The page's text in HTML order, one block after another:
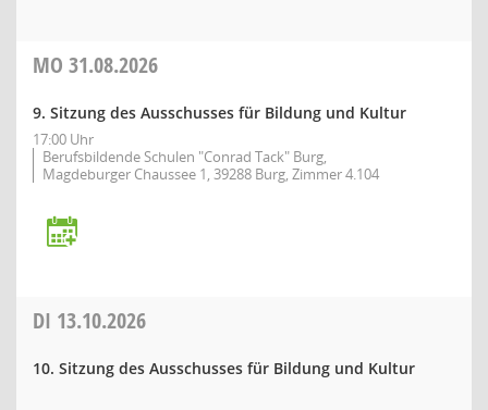
MO 31.08.2026
9. Sitzung des Ausschusses für Bildung und Kultur
17:00 Uhr
Berufsbildende Schulen "Conrad Tack" Burg,
Magdeburger Chaussee 1, 39288 Burg, Zimmer 4.104
DI 13.10.2026
10. Sitzung des Ausschusses für Bildung und Kultur